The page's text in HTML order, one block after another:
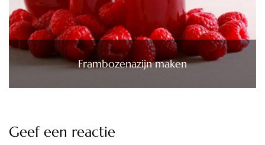
Frambozenazijn maken
Geef een reactie